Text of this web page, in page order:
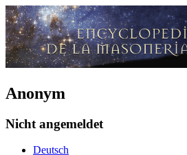
Anonym
Nicht angemeldet
Deutsch